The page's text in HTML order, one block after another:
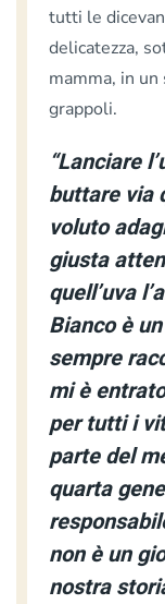
tutti le
delicatezza,
mamma, in un
grappoli.
“Lanciare
buttare via
voluto
giusta
quell’uva
Bianco è
sempre
mi è
per tutti i
parte del
quarta
non è un
nostra